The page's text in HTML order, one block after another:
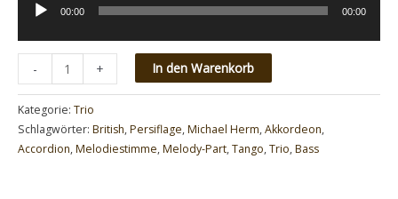
Audio-
Player
00:00 00:00
Quantity
-
británico
(Trio)
Menge
Quantity
+ In den Warenkorb
Kategorie: Trio
Schlagwörter: British,Persiflage,Michael Herm,Akkordeon,
Accordion,Melodiestimme,Melody-Part,Tango,Trio,Bass